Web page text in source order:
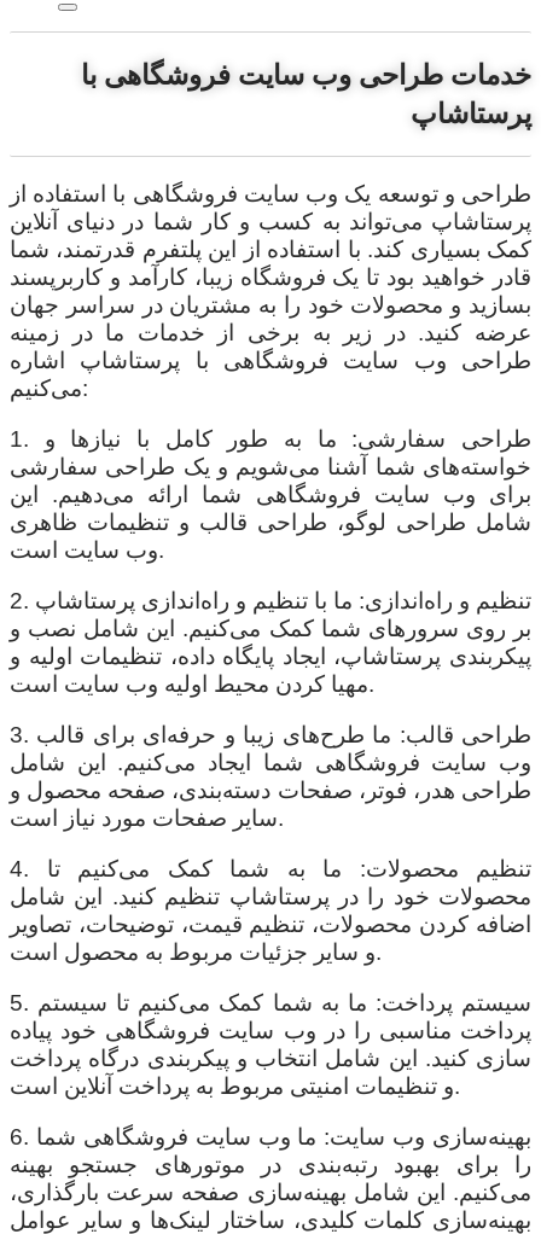
خدمات طراحی وب سایت فروشگاهی با
پرستاشاپ
طراحی و توسعه یک وب سایت فروشگاهی با استفاده از
پرستاشاپ می‌تواند به کسب و کار شما در دنیای آنلاین
کمک بسیاری کند. با استفاده از این پلتفرم قدرتمند، شما
قادر خواهید بود تا یک فروشگاه زیبا، کارآمد و کاربرپسند
بسازید و محصولات خود را به مشتریان در سراسر جهان
عرضه کنید. در زیر به برخی از خدمات ما در زمینه
طراحی وب سایت فروشگاهی با پرستاشاپ اشاره
می‌کنیم:
1. طراحی سفارشی: ما به طور کامل با نیازها و
خواسته‌های شما آشنا می‌شویم و یک طراحی سفارشی
برای وب سایت فروشگاهی شما ارائه می‌دهیم. این
شامل طراحی لوگو، طراحی قالب و تنظیمات ظاهری
وب سایت است.
2. تنظیم و راه‌اندازی: ما با تنظیم و راه‌اندازی پرستاشاپ
بر روی سرورهای شما کمک می‌کنیم. این شامل نصب و
پیکربندی پرستاشاپ، ایجاد پایگاه داده، تنظیمات اولیه و
مهیا کردن محیط اولیه وب سایت است.
3. طراحی قالب: ما طرح‌های زیبا و حرفه‌ای برای قالب
وب سایت فروشگاهی شما ایجاد می‌کنیم. این شامل
طراحی هدر، فوتر، صفحات دسته‌بندی، صفحه محصول و
سایر صفحات مورد نیاز است.
4. تنظیم محصولات: ما به شما کمک می‌کنیم تا
محصولات خود را در پرستاشاپ تنظیم کنید. این شامل
اضافه کردن محصولات، تنظیم قیمت، توضیحات، تصاویر
و سایر جزئیات مربوط به محصول است.
5. سیستم پرداخت: ما به شما کمک می‌کنیم تا سیستم
پرداخت مناسبی را در وب سایت فروشگاهی خود پیاده
سازی کنید. این شامل انتخاب و پیکربندی درگاه پرداخت
و تنظیمات امنیتی مربوط به پرداخت آنلاین است.
6. بهینه‌سازی وب سایت: ما وب سایت فروشگاهی شما
را برای بهبود رتبه‌بندی در موتورهای جستجو بهینه
می‌کنیم. این شامل بهینه‌سازی صفحه سرعت بارگذاری،
بهینه‌سازی کلمات کلیدی، ساختار لینک‌ها و سایر عوامل